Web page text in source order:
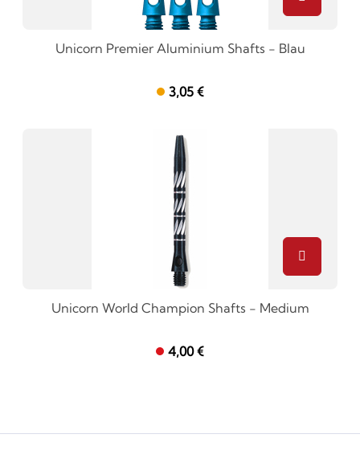
Unicorn Premier Aluminium Shafts - Blau
3,05 €
Unicorn World Champion Shafts - Medium
4,00 €